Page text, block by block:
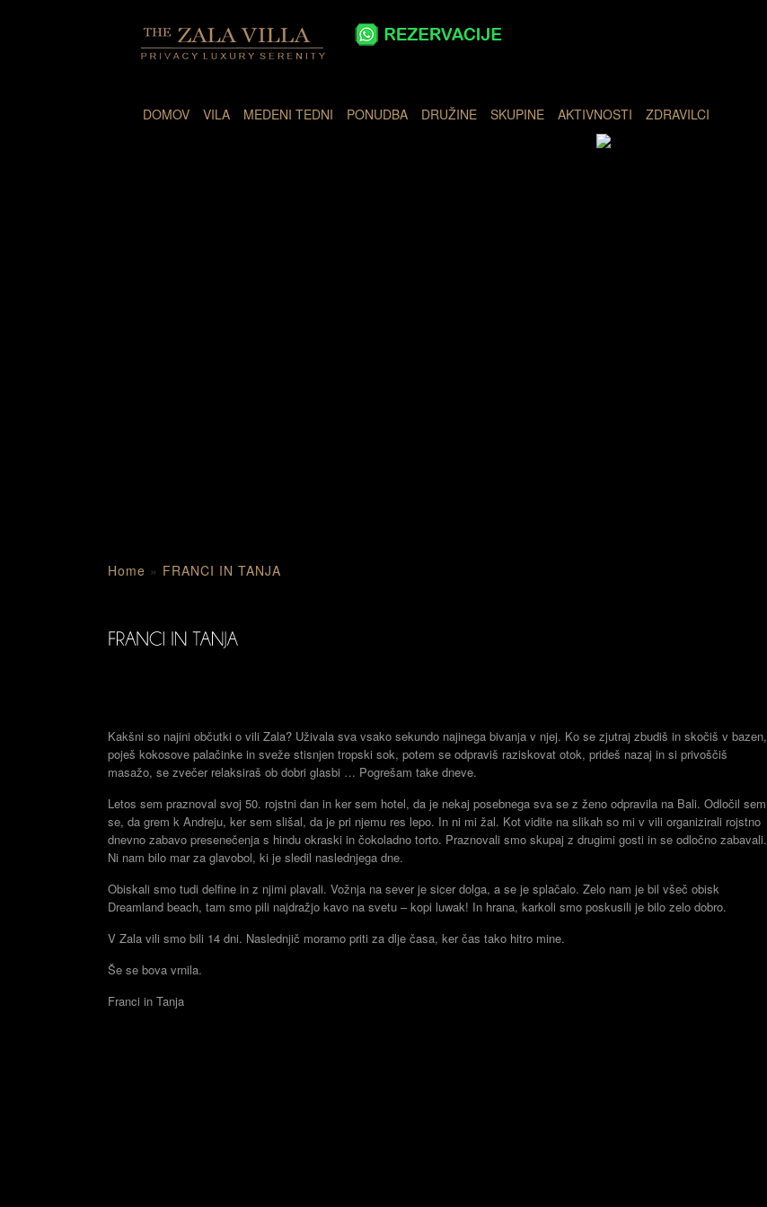
DOMOV VILA MEDENI TEDNI PONUDBA DRUŽINE SKUPINE AKTIVNOSTI ZDRAVILCI
Home » FRANCI IN TANJA
Kakšni so najini občutki o vili Zala? Uživala sva vsako sekundo najinega bivanja v njej. Ko se zjutraj zbudiš in skočiš v bazen,
poješ kokosove palačinke in sveže stisnjen tropski sok, potem se odpraviš raziskovat otok, prideš nazaj in si privoščiš
masažo, se zvečer relaksiraš ob dobri glasbi … Pogrešam take dneve.
Letos sem praznoval svoj 50. rojstni dan in ker sem hotel, da je nekaj posebnega sva se z ženo odpravila na Bali. Odločil sem
se, da grem k Andreju, ker sem slišal, da je pri njemu res lepo. In ni mi žal. Kot vidite na slikah so mi v vili organizirali rojstno
dnevno zabavo presenečenja s hindu okraski in čokoladno torto. Praznovali smo skupaj z drugimi gosti in se odločno zabavali.
Ni nam bilo mar za glavobol, ki je sledil naslednjega dne.
Obiskali smo tudi delfine in z njimi plavali. Vožnja na sever je sicer dolga, a se je splačalo. Zelo nam je bil všeč obisk
Dreamland beach, tam smo pili najdražjo kavo na svetu – kopi luwak! In hrana, karkoli smo poskusili je bilo zelo dobro.
V Zala vili smo bili 14 dni. Naslednjič moramo priti za dlje časa, ker čas tako hitro mine.
Še se bova vrnila.
Franci in Tanja